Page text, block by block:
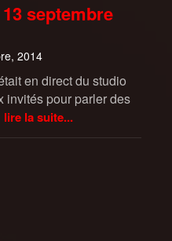
septembre
2014
en direct du studio
invités pour parler des
lire la suite...